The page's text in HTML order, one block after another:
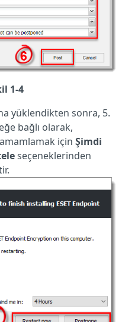
1-4
yüklendikten sonra, 5.
bağlı olarak,
için Şimdi
seçeneklerinden